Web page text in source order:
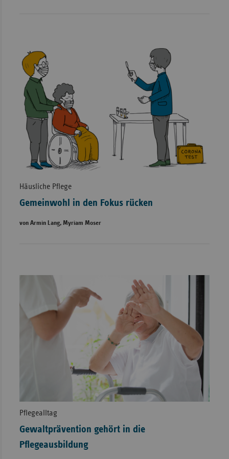
Häusliche Pflege
Gemeinwohl in den Fokus rücken
von Armin Lang, Myriam Moser
Pflegealltag
Gewaltprävention gehört in die
Pflegeausbildung